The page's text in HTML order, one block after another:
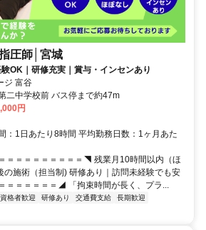
圧師│宮城
OK｜研修充実｜賞与・インセンあり
ジ 富谷
二中学校前 バス停まで約47m
円
：1日あたり8時間 平均勤務日数：1ヶ月あた
＝＝＝＝＝＝＝＝＝◥ 残業月10時間以内（ほ
の施術（担当制) 研修あり｜訪問未経験でも安
＝＝＝＝＝＝◢ 「拘束時間が長く、プラ...
格者歓迎 研修あり 交通費支給
長期歓迎